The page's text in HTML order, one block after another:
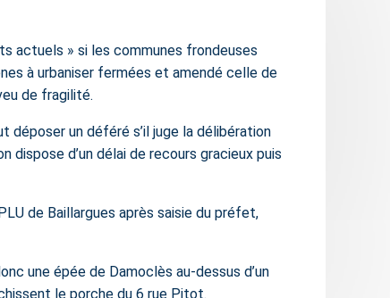
actuels » si les communes frondeuses
à urbaniser fermées et amendé celle de
de fragilité.
un déféré s’il juge la délibération
dispose d’un délai de recours gracieux puis
de Baillargues après saisie du préfet,
une épée de Damoclès au-dessus d’un
le porche du 6 rue Pitot.